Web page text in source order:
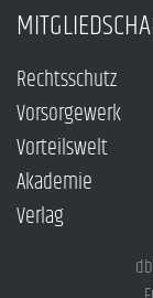
Rechtsschutz
Vorsorgewerk
Vorteilswelt
Akademie
Verlag